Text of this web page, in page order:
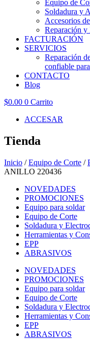
Equipo de
Soldadura y
Accesorios
Reparación
FACTURACIÓN
SERVICIOS
Reparación
confiable
CONTACTO
Blog
$0.00 0 Carrito
ACCESAR
Tienda
Inicio /Equipo de Corte /
ANILLO 220436
NOVEDADES
PROMOCIONES
Equipo para soldar
Equipo de Corte
Soldadura y
Herramientas y
EPP
ABRASIVOS
NOVEDADES
PROMOCIONES
Equipo para soldar
Equipo de Corte
Soldadura y
Herramientas y
EPP
ABRASIVOS